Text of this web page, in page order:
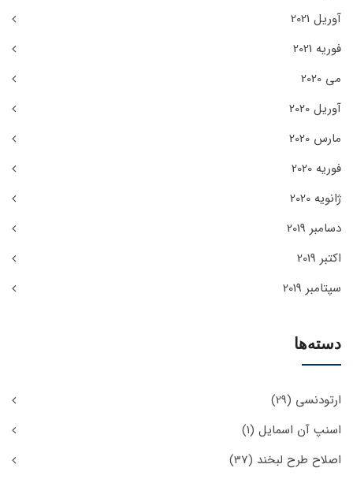
آوریل 2021
فوریه 2021
می 2020
آوریل 2020
مارس 2020
فوریه 2020
ژانویه 2020
دسامبر 2019
اکتبر 2019
سپتامبر 2019
دسته‌ها
ارتودنسی (29)
اسنپ آن اسمایل (1)
اصلاح طرح لبخند (37)